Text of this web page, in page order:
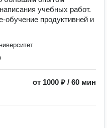
учебных работ.
обучение продуктивней и
от 1000 ₽ / 60 мин